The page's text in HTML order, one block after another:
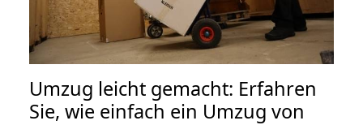
Umzug leicht gemacht: Erfahren
Sie, wie einfach ein Umzug von